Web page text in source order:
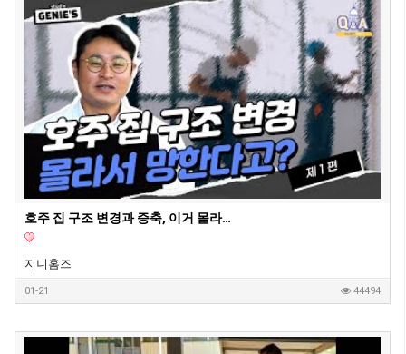
호주 집 구조 변경과 증축, 이거 몰라서 망한다고? - 지니홈즈 부린이 Q&A
지니홈즈
01-21 44494